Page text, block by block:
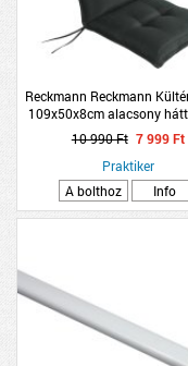
Reckmann Reckmann
109x50x8cm alacsony
székhez, antracit
10 990 Ft 7 999 Ft
Praktiker
A bolthoz
Info